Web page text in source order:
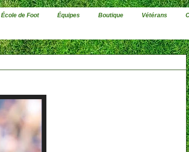
de Foot Équipes Boutique Vétérans